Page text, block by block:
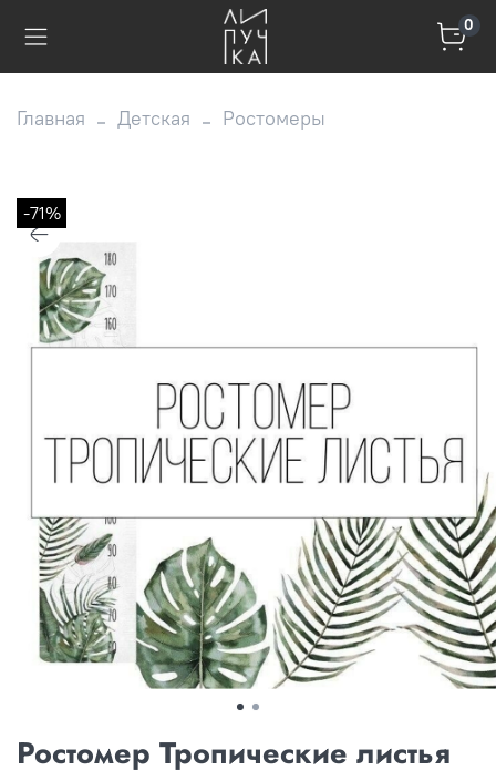
0
Главная Детская Ростомеры
-71%
Ростомер Тропические листья